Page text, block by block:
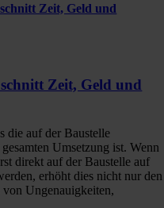
Zeit, Geld und
Zeit, Geld und
die auf der Baustelle
Umsetzung ist. Wenn
direkt auf der Baustelle auf
erhöht dies nicht nur den
Ungenauigkeiten,